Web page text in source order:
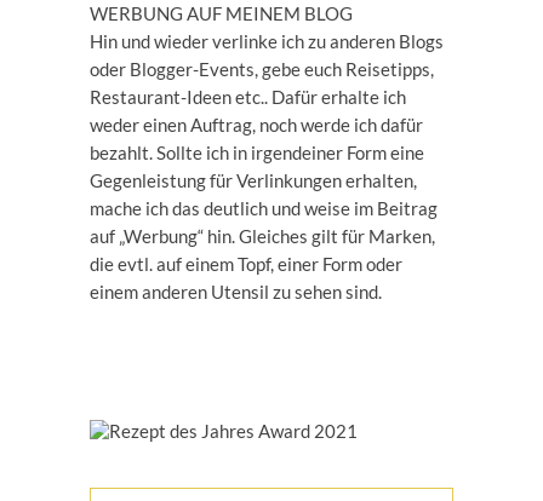
WERBUNG AUF MEINEM BLOG
Hin und wieder verlinke ich zu anderen Blogs
oder Blogger-Events, gebe euch Reisetipps,
Restaurant-Ideen etc.. Dafür erhalte ich
weder einen Auftrag, noch werde ich dafür
bezahlt. Sollte ich in irgendeiner Form eine
Gegenleistung für Verlinkungen erhalten,
mache ich das deutlich und weise im Beitrag
auf „Werbung“ hin. Gleiches gilt für Marken,
die evtl. auf einem Topf, einer Form oder
einem anderen Utensil zu sehen sind.